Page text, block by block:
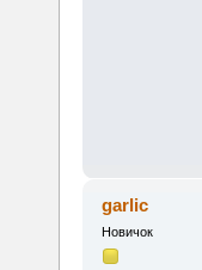
garlic
Новичок